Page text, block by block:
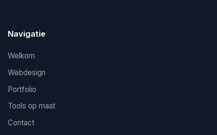
Navigatie
Welkom
Webdesign
Portfolio
Tools op maat
Contact